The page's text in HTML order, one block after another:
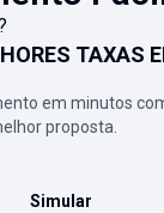
TAXAS
em minutos
proposta.
Simular